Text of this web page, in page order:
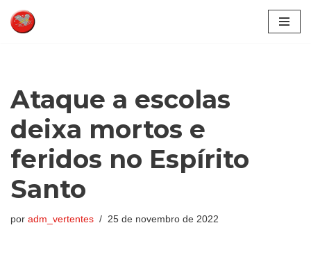
Pular
Ataque a escolas
deixa mortos e
feridos no Espírito
Santo
por adm_vertentes 25 de novembro de 2022